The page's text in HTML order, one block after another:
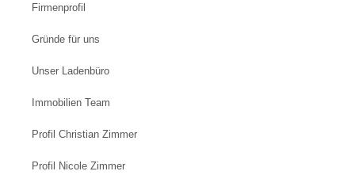
Firmenprofil
Gründe für uns
Unser Ladenbüro
Immobilien Team
Profil Christian Zimmer
Profil Nicole Zimmer